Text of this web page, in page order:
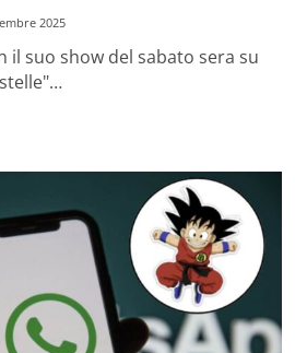
2025
il suo show del sabato sera su